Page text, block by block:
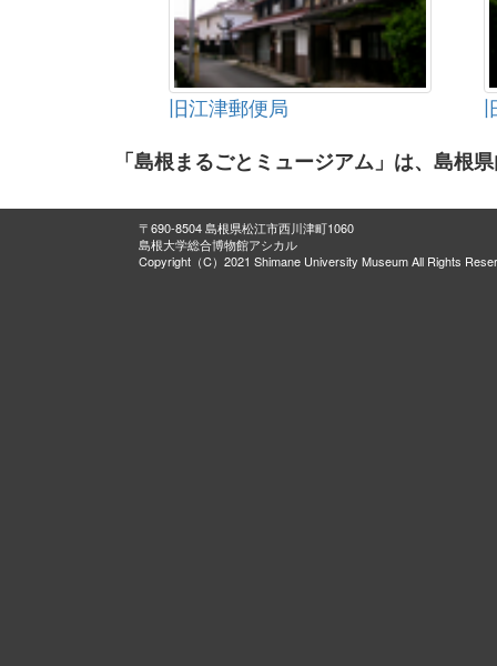
旧江津郵便局
「島根まるごとミュージアム」は、島根
〒690-8504 島根県松江市西川津町1060
島根大学総合博物館アシカル
Copyright（C）2021 Shimane University Museum All Rights